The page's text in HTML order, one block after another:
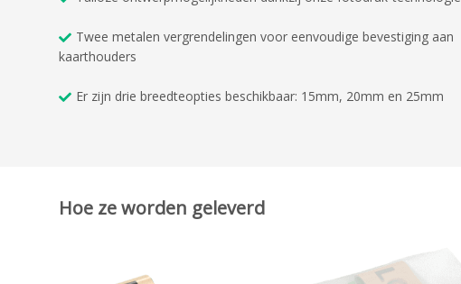
Twee metalen vergrendelingen voor eenvoudige bevestiging aan
kaarthouders
Er zijn drie breedteopties beschikbaar: 15mm, 20mm en 25mm
Hoe ze worden geleverd